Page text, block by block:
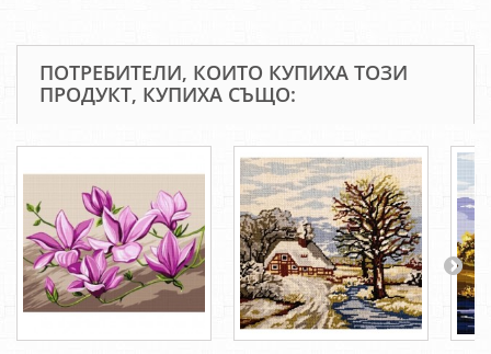
ПОТРЕБИТЕЛИ, КОИТО КУПИХА ТОЗИ
ПРОДУКТ, КУПИХА СЪЩО: